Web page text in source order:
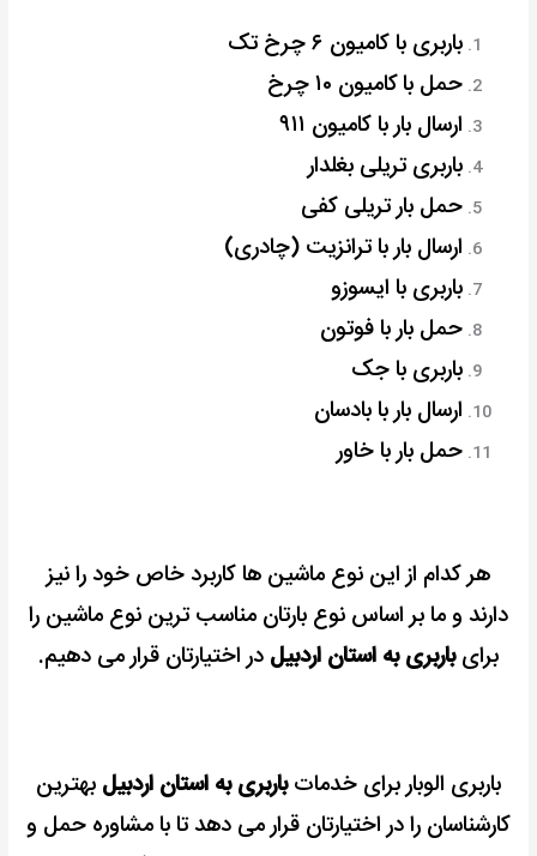
باربری با کامیون ۶ چرخ تک
حمل باکامیون ۱۰ چرخ
ارسال بار با کامیون ۹۱۱
باربری تریلی بغلدار
حمل بار تریلی کفی
ارسال بار با ترانزیت (چادری)
باربری با ایسوزو
حمل بار با فوتون
باربری با جک
ارسال بار با بادسان
حمل بار با خاور
هر کدام از این نوع ماشین ها کاربرد خاص خود را نیز
دارند و ما بر اساس نوع بارتان مناسب ترین نوع ماشین را
برایباربری به استان اردبیل در اختیارتان قرار می دهیم.
باربری الوبار برای خدماتباربری به استان اردبیل بهترین
کارشناسان را در اختیارتان قرار می دهد تا با مشاوره حمل و